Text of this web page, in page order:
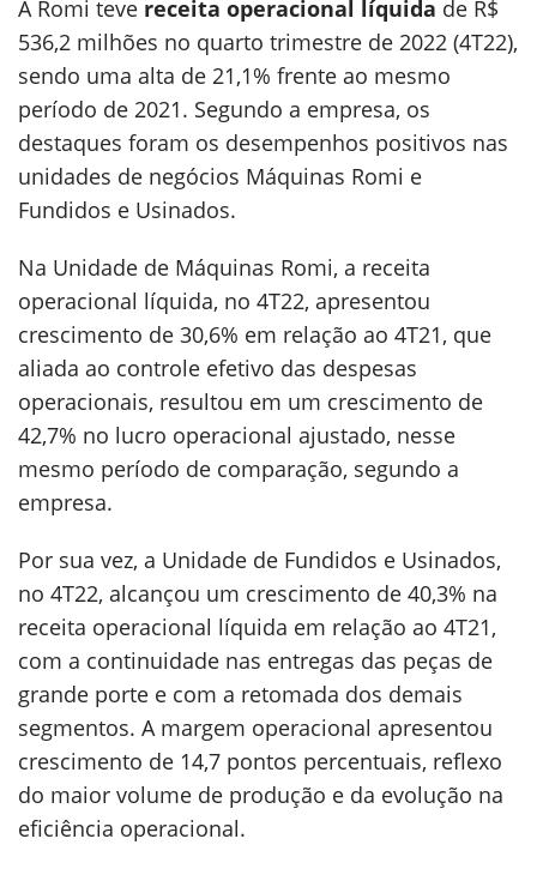
A Romi teve receita operacional líquida de R$
536,2 milhões no quarto trimestre de 2022 (4T22),
sendo uma alta de 21,1% frente ao mesmo
período de 2021. Segundo a empresa, os
destaques foram os desempenhos positivos nas
unidades de negócios Máquinas Romi e
Fundidos e Usinados.
Na Unidade de Máquinas Romi, a receita
operacional líquida, no 4T22, apresentou
crescimento de 30,6% em relação ao 4T21, que
aliada ao controle efetivo das despesas
operacionais, resultou em um crescimento de
42,7% no lucro operacional ajustado, nesse
mesmo período de comparação, segundo a
empresa.
Por sua vez, a Unidade de Fundidos e Usinados,
no 4T22, alcançou um crescimento de 40,3% na
receita operacional líquida em relação ao 4T21,
com a continuidade nas entregas das peças de
grande porte e com a retomada dos demais
segmentos. A margem operacional apresentou
crescimento de 14,7 pontos percentuais, reflexo
do maior volume de produção e da evolução na
eficiência operacional.